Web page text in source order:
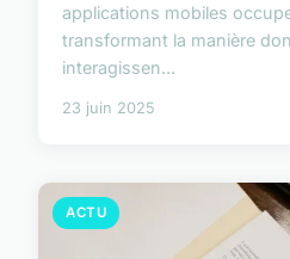
applications mobiles
transformant la manière
interagissen...
23 juin 2025
ACTU